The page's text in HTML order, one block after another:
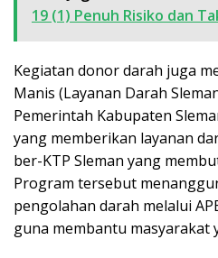
19 (1) Penuh Risiko dan
Kegiatan donor darah juga
Manis (Layanan Darah
Pemerintah Kabupaten
yang memberikan layanan
ber-KTP Sleman yang
Program tersebut
pengolahan darah melalui
guna membantu masyarakat